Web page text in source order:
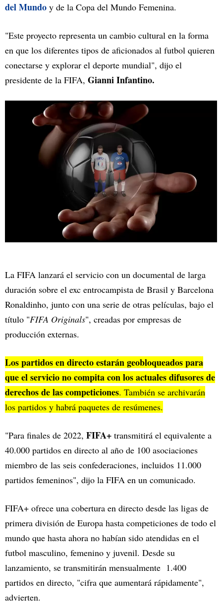
del Mundo y de la Copa del Mundo Femenina.
"Este proyecto representa un cambio cultural en la forma
en que los diferentes tipos de aficionados al futbol quieren
conectarse y explorar el deporte mundial", dijo el
presidente de la FIFA, Gianni Infantino.
La FIFA lanzará el servicio con un documental de larga
duración sobre el exc entrocampista de Brasil y Barcelona
Ronaldinho, junto con una serie de otras películas, bajo el
título "FIFA Originals", creadas por empresas de
producción externas.
Los partidos en directo estarán geobloqueados para
que el servicio no compita con los actuales difusores de
derechos de las competiciones. También se archivarán
los partidos y habrá paquetes de resúmenes.
"Para finales de 2022, FIFA+ transmitirá el equivalente a
40.000 partidos en directo al año de 100 asociaciones
miembro de las seis confederaciones, incluidos 11.000
partidos femeninos", dijo la FIFA en un comunicado.
FIFA+ ofrece una cobertura en directo desde las ligas de
primera división de Europa hasta competiciones de todo el
mundo que hasta ahora no habían sido atendidas en el
futbol masculino, femenino y juvenil. Desde su
lanzamiento, se transmitirán mensualmente 1.400
partidos en directo, "cifra que aumentará rápidamente",
advierten.